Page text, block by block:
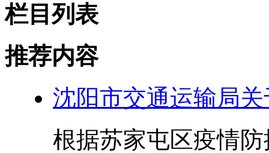
栏目列表
推荐内容
沈阳市交通运输局
根据苏家屯区疫情